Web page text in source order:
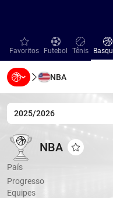
favorites
Favoritos Futebol
Futebol Tênis
Tênis
Beisebol
Beisebol
NBA
2025/2026
NBA
NBA
NBA
Adicionar
País
Progresso
Equipes